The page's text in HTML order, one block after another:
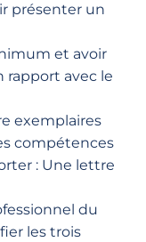
présenter un
et avoir
rapport avec le
exemplaires
compétences
: Une lettre
du
les trois